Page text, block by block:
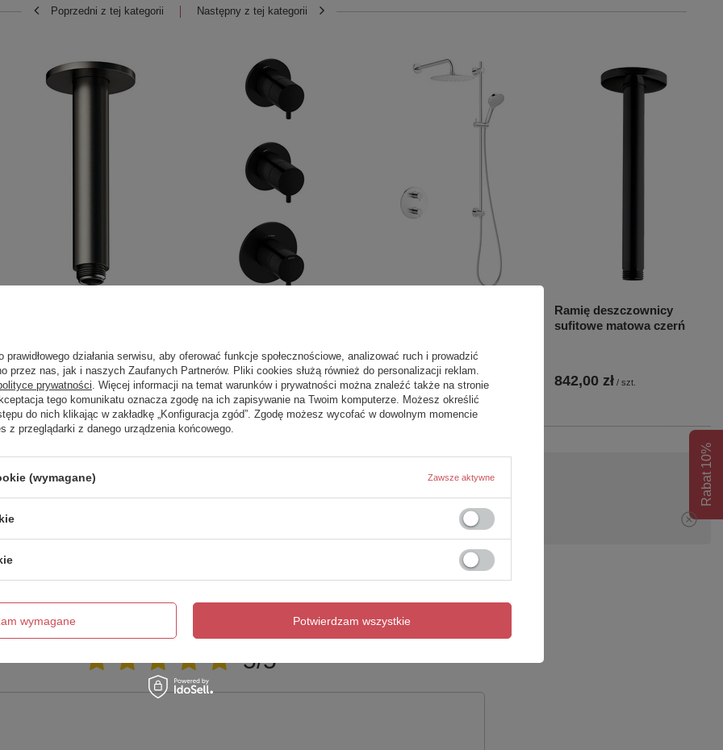
Poprzedni z tej kategorii
936,00 zł / szt. 1 670,00 zł / szt. 4 259,00 zł / szt.
Ramię deszczownicy
sufitowe matowa czerń
842,00 zł / szt.
Następny z tej kategorii
pomocy? Masz pytania?
Zadaj pytanie
Twoja ocena:
5/5
Rabat 10%
działania serwisu, aby oferować funkcje społecznościowe, analizować ruch i prowadzić
przez nas, jak i naszych Zaufanych Partnerów. Pliki cookies służą również do personalizacji reklam.
prywatności. Więcej informacji na temat warunków i prywatności można znaleźć także na stronie
tego komunikatu oznacza zgodę na ich zapisywanie na Twoim komputerze. Możesz określić
do nich klikając w zakładkę „Konfiguracja zgód”. Zgodę możesz wycofać w dowolnym momencie
z przeglądarki z danego urządzenia końcowego.
(wymagane) Zawsze aktywne
wymagane Potwierdzam wszystkie